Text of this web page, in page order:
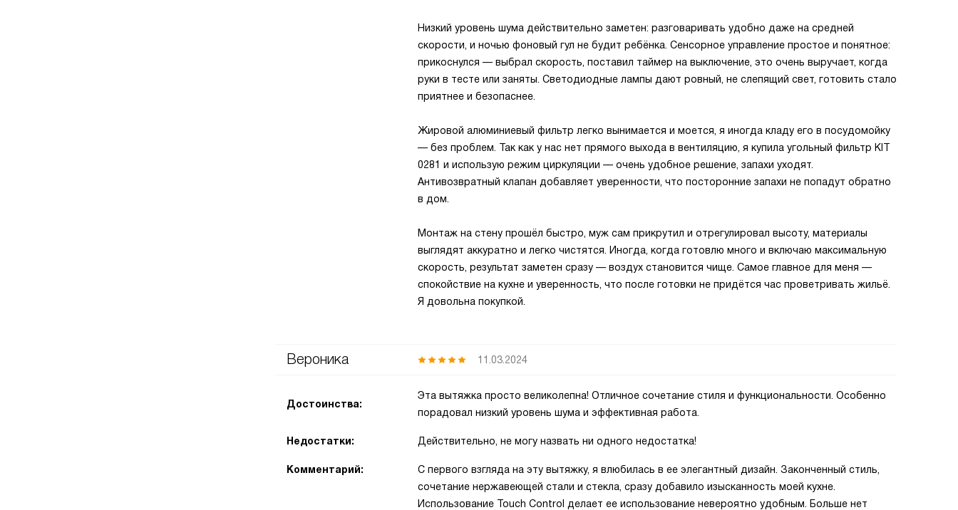
Низкий уровень шума действительно заметен: разговаривать удобно даже на средней
скорости, и ночью фоновый гул не будит ребёнка. Сенсорное управление простое и понятное:
прикоснулся — выбрал скорость, поставил таймер на выключение, это очень выручает, когда
руки в тесте или заняты. Светодиодные лампы дают ровный, не слепящий свет, готовить стало
приятнее и безопаснее.
Жировой алюминиевый фильтр легко вынимается и моется, я иногда кладу его в посудомойку
— без проблем. Так как у нас нет прямого выхода в вентиляцию, я купила угольный фильтр KIT
0281 и использую режим циркуляции — очень удобное решение, запахи уходят.
Антивозвратный клапан добавляет уверенности, что посторонние запахи не попадут обратно
в дом.
Монтаж на стену прошёл быстро, муж сам прикрутил и отрегулировал высоту, материалы
выглядят аккуратно и легко чистятся. Иногда, когда готовлю много и включаю максимальную
скорость, результат заметен сразу — воздух становится чище. Самое главное для меня —
спокойствие на кухне и уверенность, что после готовки не придётся час проветривать жильё.
Я довольна покупкой.
Вероника 11.03.2024
Достоинства:
Эта вытяжка просто великолепна! Отличное сочетание стиля и функциональности. Особенно
порадовал низкий уровень шума и эффективная работа.
Недостатки: Действительно, не могу назвать ни одного недостатка!
Комментарий:
С первого взгляда на эту вытяжку, я влюбилась в ее элегантный дизайн. Законченный стиль,
сочетание нержавеющей стали и стекла, сразу добавило изысканность моей кухне.
Использование Touch Control делает ее использование невероятно удобным. Больше нет